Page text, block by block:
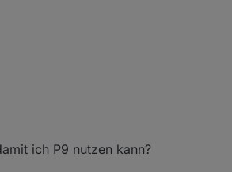
ich P9 nutzen kann?